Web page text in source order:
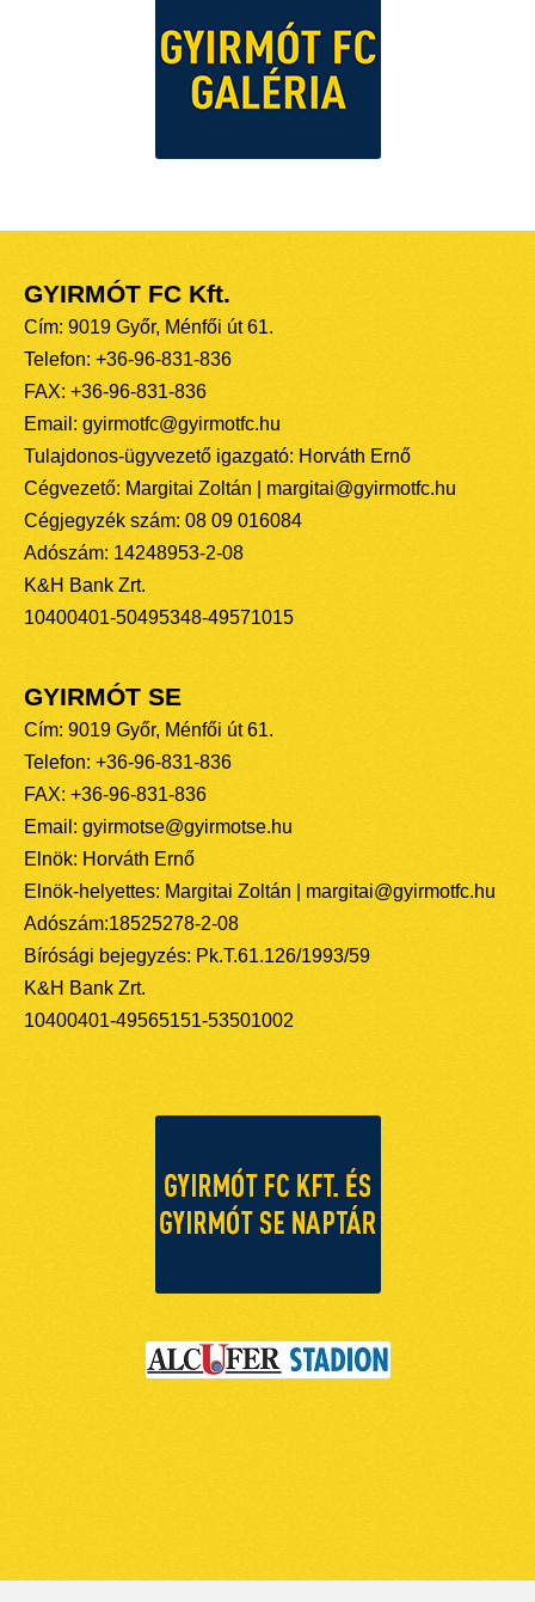
GYIRMÓT FC Kft.
Cím: 9019 Győr, Ménfői út 61.
Telefon: +36-96-831-836
FAX: +36-96-831-836
Email: gyirmotfc@gyirmotfc.hu
Tulajdonos-ügyvezető igazgató: Horváth Ernő
Cégvezető: Margitai Zoltán | margitai@gyirmotfc.hu
Cégjegyzék szám: 08 09 016084
Adószám: 14248953-2-08
K&H Bank Zrt.
10400401-50495348-49571015
GYIRMÓT SE
Cím: 9019 Győr, Ménfői út 61.
Telefon: +36-96-831-836
FAX: +36-96-831-836
Email: gyirmotse@gyirmotse.hu
Elnök: Horváth Ernő
Elnök-helyettes: Margitai Zoltán | margitai@gyirmotfc.hu
Adószám:18525278-2-08
Bírósági bejegyzés: Pk.T.61.126/1993/59
K&H Bank Zrt.
10400401-49565151-53501002